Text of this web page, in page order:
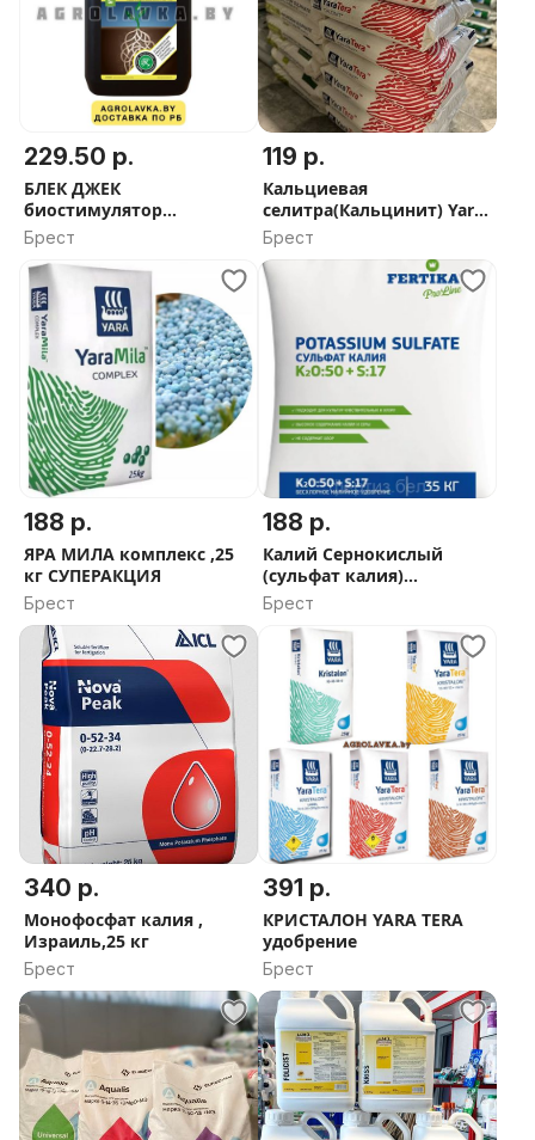
229.50 р.
БЛЕК ДЖЕК
биостимулятор
корнеобразования
Брест
119 р.
Кальциевая
селитра(Кальцинит) Yara
Tera,25 кг
Брест
188 р.
ЯРА МИЛА комплекс ,25
кг СУПЕРАКЦИЯ
Брест
188 р.
Калий Сернокислый
(сульфат калия)
гранулированный, 35кг
Брест
340 р.
Монофосфат калия ,
Израиль,25 кг
Брест
391 р.
КРИСТАЛОН YARA TERA
удобрение
Брест